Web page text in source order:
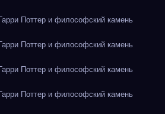
Поттер и философский камень
Поттер и философский камень
Поттер и философский камень
Поттер и философский камень